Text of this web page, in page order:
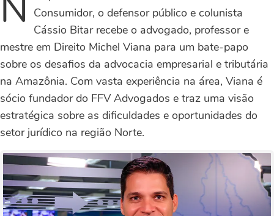
Consumidor, o defensor público e colunista
Cássio Bitar recebe o advogado, professor e
mestre em Direito Michel Viana para um bate-papo
sobre os desafios da advocacia empresarial e tributária
na Amazônia. Com vasta experiência na área, Viana é
sócio fundador do FFV Advogados e traz uma visão
estratégica sobre as dificuldades e oportunidades do
setor jurídico na região Norte.